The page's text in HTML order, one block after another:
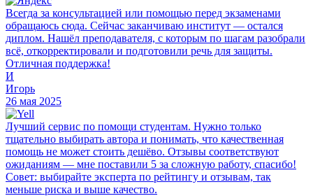
Всегда за консультацией или помощью перед экзаменами
обращаюсь сюда. Сейчас заканчиваю институт — остался
диплом. Нашёл преподавателя, с которым по шагам разобрали
всё, откорректировали и подготовили речь для защиты.
Отличная поддержка!
И
Игорь
26 мая 2025
Лучший сервис по помощи студентам. Нужно только
тщательно выбирать автора и понимать, что качественная
помощь не может стоить дешёво. Отзывы соответствуют
ожиданиям — мне поставили 5 за сложную работу, спасибо!
Совет: выбирайте эксперта по рейтингу и отзывам, так
меньше риска и выше качество.